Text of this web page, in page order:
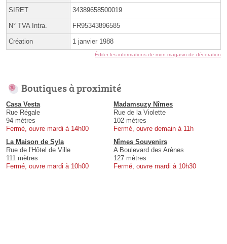
SIRET 34389658500019
N° TVA Intra. FR95343896585
Création 1 janvier 1988
Éditer les informations de mon magasin de décoration
Boutiques à proximité
Casa Vesta
Rue Régale
94 mètres
Fermé, ouvre mardi à 14h00
Madamsuzy Nîmes
Rue de la Violette
102 mètres
Fermé, ouvre demain à 11h
La Maison de Syla
Rue de l'Hôtel de Ville
111 mètres
Fermé, ouvre mardi à 10h00
Nîmes Souvenirs
A Boulevard des Arènes
127 mètres
Fermé, ouvre mardi à 10h30